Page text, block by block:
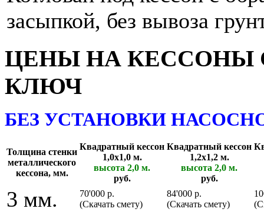
засыпкой, без вывоза
ЦЕНЫ НА КЕССОНЫ
КЛЮЧ
БЕЗ УСТАНОВКИ
Толщина стенки
металлического
кессона, мм.
Квадратный кессон
1,0х1,0 м.
высота 2,0 м.
руб.
Квадратный кессон
1,2х1,2 м.
высота 2,0 м.
руб.
3 мм.
70'000 р.
(Скачать смету)
84'000 р.
(Скачать смету)